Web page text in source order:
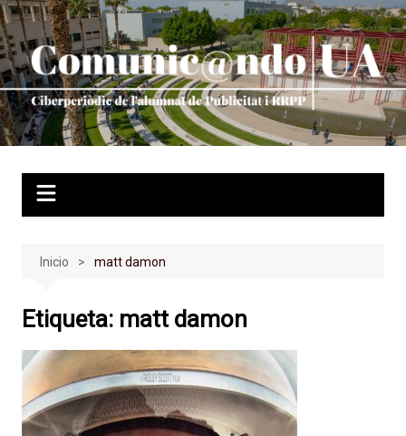
Saltar
al
contenido
Inicio matt damon
Etiqueta: matt damon